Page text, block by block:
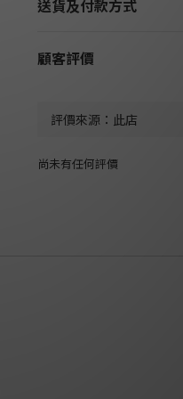
送貨及付款方式
顧客評價
尚未有任何評價